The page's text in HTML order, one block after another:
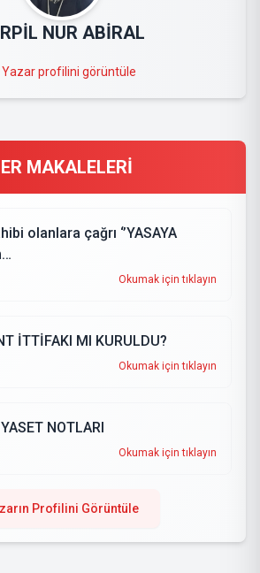
NUR ABİRAL
Yazar profilini görüntüle
MAKALELERİ
olanlara çağrı ‘’YASAYA
Okumak için tıklayın
İTTİFAKI MI KURULDU?
Okumak için tıklayın
NOTLARI
Okumak için tıklayın
Profilini Görüntüle